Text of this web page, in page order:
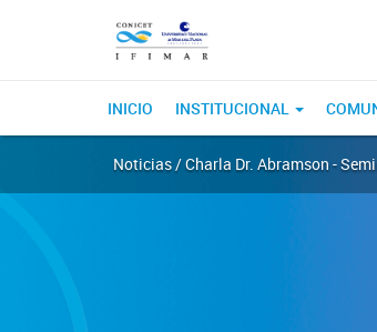
INICIO INSTITUCIONAL
Noticias / Charla Dr. Abramson -